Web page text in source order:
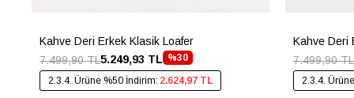
Kahve Deri Erkek Klasik Loafer
%30
5.249,93 TL
7.499,90 TL
2.3.4. Ürüne %50 İndirim: 2.624,97 TL
Kahve Deri
7.499,90 TL
2.3.4.